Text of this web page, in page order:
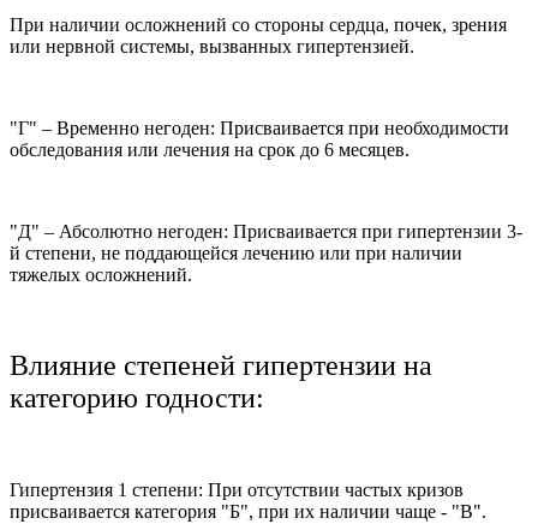
При наличии осложнений со стороны сердца, почек, зрения
или нервной системы, вызванных гипертензией.
"Г" – Временно негоден: Присваивается при необходимости
обследования или лечения на срок до 6 месяцев.
"Д" – Абсолютно негоден: Присваивается при гипертензии 3-
й степени, не поддающейся лечению или при наличии
тяжелых осложнений.
Влияние степеней гипертензии на
категорию годности:
Гипертензия 1 степени: При отсутствии частых кризов
присваивается категория "Б", при их наличии чаще - "В".